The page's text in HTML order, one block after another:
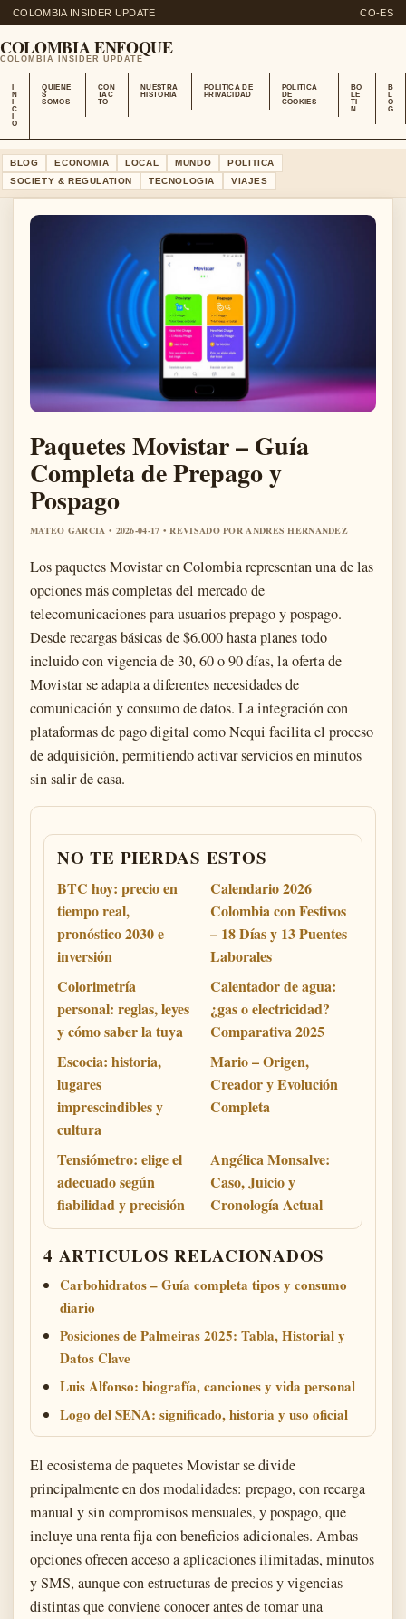
COLOMBIA INSIDER UPDATE CO-ES
COLOMBIA ENFOQUE
COLOMBIA INSIDER UPDATE
N
C
O
QUIENE
S
SOMOS
CON
TAC
TO
NUESTRA
HISTORIA
POLITICA DE
PRIVACIDAD
POLITICA
DE
COOKIES
BO
LE
TI
N
B
L
O
G
BLOG ECONOMIA LOCAL MUNDO
POLITICA
SOCIETY & REGULATION
TECNOLOGIA VIAJES
Paquetes Movistar – Guía
Completa de Prepago y
Pospago
MATEO GARCIA • 2026-04-17 • REVISADO POR ANDRES HERNANDEZ
Los paquetes Movistar en Colombia representan una de las
opciones más completas del mercado de
telecomunicaciones para usuarios prepago y pospago.
Desde recargas básicas de $6.000 hasta planes todo
incluido con vigencia de 30, 60 o 90 días, la oferta de
Movistar se adapta a diferentes necesidades de
comunicación y consumo de datos. La integración con
plataformas de pago digital como Nequi facilita el proceso
de adquisición, permitiendo activar servicios en minutos
sin salir de casa.
NO TE PIERDAS ESTOS
BTC hoy: precio en
tiempo real,
pronóstico 2030 e
inversión
Calendario 2026
Colombia con Festivos
– 18 Días y 13 Puentes
Laborales
Colorimetría
personal: reglas, leyes
y cómo saber la tuya
Calentador de agua:
¿gas o electricidad?
Comparativa 2025
Escocia: historia,
lugares
imprescindibles y
cultura
Mario – Origen,
Creador y Evolución
Completa
Tensiómetro: elige el
adecuado según
fiabilidad y precisión
Angélica Monsalve:
Caso, Juicio y
Cronología Actual
4 ARTICULOS RELACIONADOS
Carbohidratos – Guía completa tipos y consumo
diario
Posiciones de Palmeiras 2025: Tabla, Historial y
Datos Clave
Luis Alfonso: biografía, canciones y vida personal
Logo del SENA: significado, historia y uso oficial
El ecosistema de paquetes Movistar se divide
principalmente en dos modalidades: prepago, con recarga
manual y sin compromisos mensuales, y pospago, que
incluye una renta fija con beneficios adicionales. Ambas
opciones ofrecen acceso a aplicaciones ilimitadas, minutos
y SMS, aunque con estructuras de precios y vigencias
distintas que conviene conocer antes de tomar una